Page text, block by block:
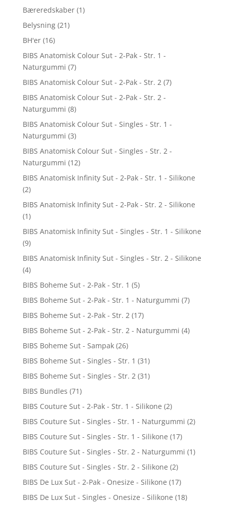
Bæreredskaber (1)
Belysning (21)
BH'er (16)
BIBS Anatomisk Colour Sut - 2-Pak - Str. 1 -
Naturgummi (7)
BIBS Anatomisk Colour Sut - 2-Pak - Str. 2 (7)
BIBS Anatomisk Colour Sut - 2-Pak - Str. 2 -
Naturgummi (8)
BIBS Anatomisk Colour Sut - Singles - Str. 1 -
Naturgummi (3)
BIBS Anatomisk Colour Sut - Singles - Str. 2 -
Naturgummi (12)
BIBS Anatomisk Infinity Sut - 2-Pak - Str. 1 - Silikone
(2)
BIBS Anatomisk Infinity Sut - 2-Pak - Str. 2 - Silikone
(1)
BIBS Anatomisk Infinity Sut - Singles - Str. 1 - Silikone
(9)
BIBS Anatomisk Infinity Sut - Singles - Str. 2 - Silikone
(4)
BIBS Boheme Sut - 2-Pak - Str. 1 (5)
BIBS Boheme Sut - 2-Pak - Str. 1 - Naturgummi (7)
BIBS Boheme Sut - 2-Pak - Str. 2 (17)
BIBS Boheme Sut - 2-Pak - Str. 2 - Naturgummi (4)
BIBS Boheme Sut - Sampak (26)
BIBS Boheme Sut - Singles - Str. 1 (31)
BIBS Boheme Sut - Singles - Str. 2 (31)
BIBS Bundles (71)
BIBS Couture Sut - 2-Pak - Str. 1 - Silikone (2)
BIBS Couture Sut - Singles - Str. 1 - Naturgummi (2)
BIBS Couture Sut - Singles - Str. 1 - Silikone (17)
BIBS Couture Sut - Singles - Str. 2 - Naturgummi (1)
BIBS Couture Sut - Singles - Str. 2 - Silikone (2)
BIBS De Lux Sut - 2-Pak - Onesize - Silikone (17)
BIBS De Lux Sut - Singles - Onesize - Silikone (18)